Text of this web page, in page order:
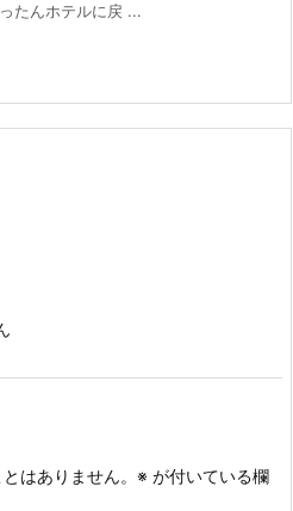
たんホテルに戻 ...
はありません。 ※ が付いている欄